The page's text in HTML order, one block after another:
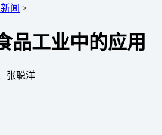
闻 >
品工业中的应用
张聪洋